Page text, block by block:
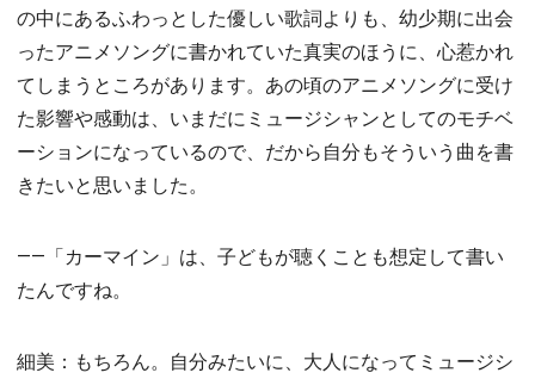
の中にあるふわっとした優しい歌詞よりも、幼少期に出会
ったアニメソングに書かれていた真実のほうに、心惹かれ
てしまうところがあります。あの頃のアニメソングに受け
た影響や感動は、いまだにミュージシャンとしてのモチベ
ーションになっているので、だから自分もそういう曲を書
きたいと思いました。
――「カーマイン」は、子どもが聴くことも想定して書い
たんですね。
細美：もちろん。自分みたいに、大人になってミュージシ